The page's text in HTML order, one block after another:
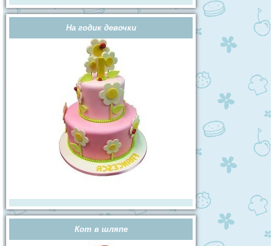
На годик девочки
Кот в шляпе